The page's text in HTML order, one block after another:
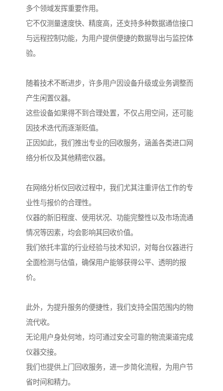
多个领域发挥重要作用。
它不仅测量速度快、精度高，还支持多种数据通信接口
与远程控制功能，为用户提供便捷的数据导出与监控体
验。
随着技术不断进步，许多用户因设备升级或业务调整而
产生闲置仪器。
这些设备如果得不到合理处置，不仅占用空间，还可能
因技术迭代而逐渐贬值。
正因如此，我们推出专业的回收服务，涵盖各类进口网
络分析仪及其他精密仪器。
在网络分析仪回收过程中，我们尤其注重评估工作的专
业性与报价的合理性。
仪器的新旧程度、使用状况、功能完整性以及市场流通
情况等因素，均会影响其回收价值。
我们依托丰富的行业经验与技术知识，对每台仪器进行
全面检测与估值，确保用户能够获得公平、透明的报
价。
此外，为提升服务的便捷性，我们支持全国范围内的物
流代收。
无论用户身处何地，均可通过安全可靠的物流渠道完成
仪器交接。
我们也提供上门回收服务，进一步简化流程，为用户节
省时间和精力。